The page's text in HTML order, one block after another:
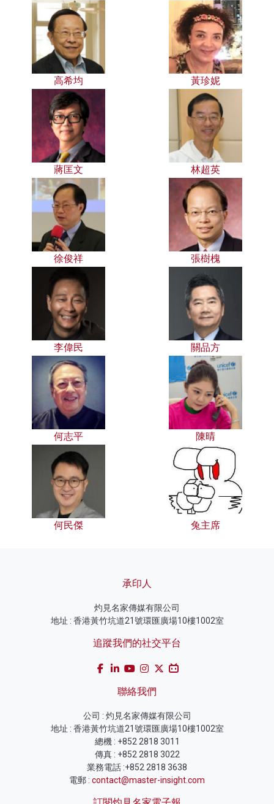
高希均 黃珍妮
蔣匡文 林超英
徐俊祥 張樹槐
李偉民 關品方
何志平 陳晴
何民傑 兔主席
承印人
灼見名家傳媒有限公司
地址 : 香港黃竹坑道21號環匯廣場10樓1002室
追蹤我們的社交平台
聯絡我們
公司 : 灼見名家傳媒有限公司
地址 : 香港黃竹坑道21號環匯廣場10樓1002室
總機 : +852 2818 3011
傳真 : +852 2818 3022
業務電話 :+852 2818 3638
電郵 : contact@master-insight.com